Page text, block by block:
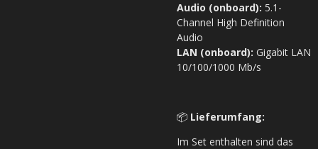
Audio (onboard): 5.1-
Channel High Definition
Audio
LAN (onboard): Gigabit LAN
10/100/1000 Mb/s
📦 Lieferumfang:
Im Set enthalten sind das